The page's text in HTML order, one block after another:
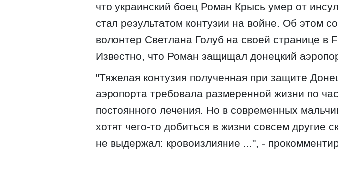
что украинский боец ​​Роман Крысь умер от
стал результатом контузии на войне. Об этом
волонтер Светлана Голуб на своей странице в
Известно, что Роман защищал донецкий
"Тяжелая контузия полученная при защите
аэропорта требовала размеренной жизни по
постоянного лечения. Но в современных
хотят чего-то добиться в жизни совсем другие
не выдержал: кровоизлияние ...", -